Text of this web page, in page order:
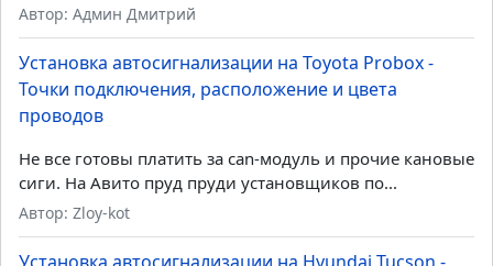
Последние комментарии
Установка автосигнализации на Daihatsu Mira -
проводов
Если знакомы с работой реле:...
Автор: Админ Дмитрий